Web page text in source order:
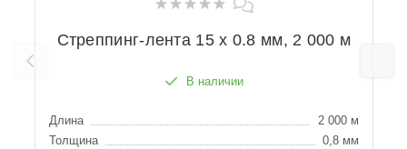
Стреппинг-лента 15 х 0.8 мм, 2 000 м
В наличии
Длина
2 000 м
Толщина
0,8 мм